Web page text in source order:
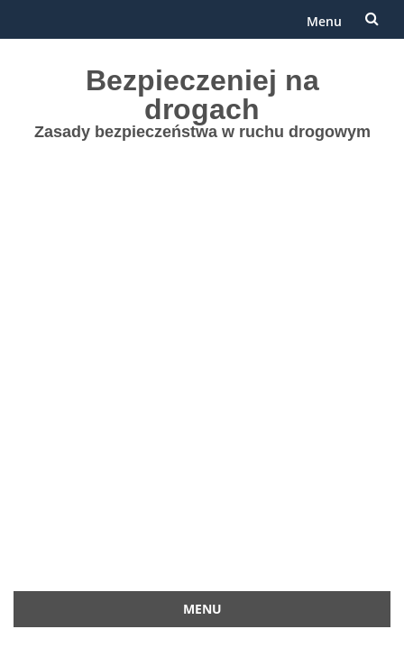
Menu
Bezpieczeniej na
drogach
Zasady bezpieczeństwa w ruchu drogowym
MENU